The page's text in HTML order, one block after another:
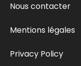
Nous contacter
Mentions légales
Privacy Policy